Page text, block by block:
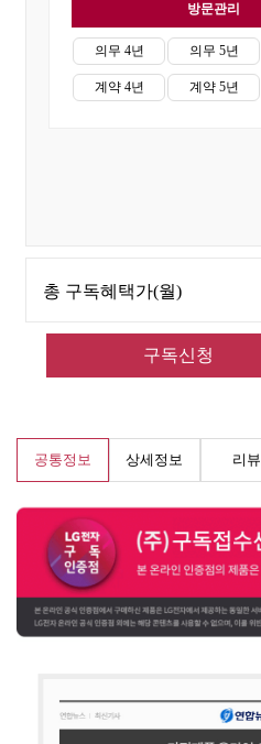
방문관리
의무 4년
계약 4년
의무 5년
계약 5년
총 구독혜택가(월)
공통정보 상세정보 리뷰